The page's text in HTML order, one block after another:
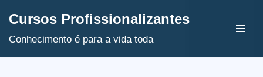
Avançar
Cursos Profissionalizantes
Conhecimento é para a vida toda